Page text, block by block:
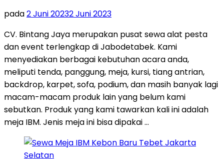
pada2 Juni 20232 Juni 2023
CV. Bintang Jaya merupakan pusat sewa alat pesta
dan event terlengkap di Jabodetabek. Kami
menyediakan berbagai kebutuhan acara anda,
meliputi tenda, panggung, meja, kursi, tiang antrian,
backdrop, karpet, sofa, podium, dan masih banyak lagi
macam-macam produk lain yang belum kami
sebutkan. Produk yang kami tawarkan kali ini adalah
meja IBM. Jenis meja ini bisa dipakai …